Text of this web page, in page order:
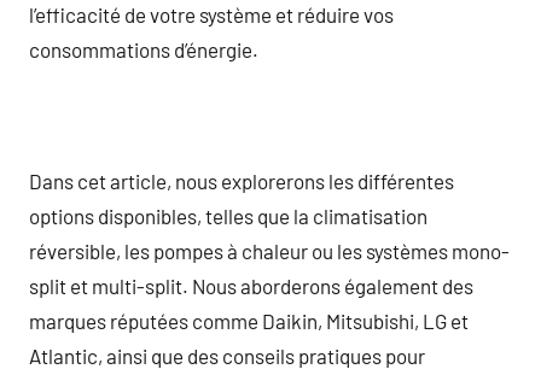
l’efficacité de votre système et réduire vos
consommations d’énergie.
Dans cet article, nous explorerons les différentes
options disponibles, telles que la climatisation
réversible, les pompes à chaleur ou les systèmes mono-
split et multi-split. Nous aborderons également des
marques réputées comme Daikin, Mitsubishi, LG et
Atlantic, ainsi que des conseils pratiques pour